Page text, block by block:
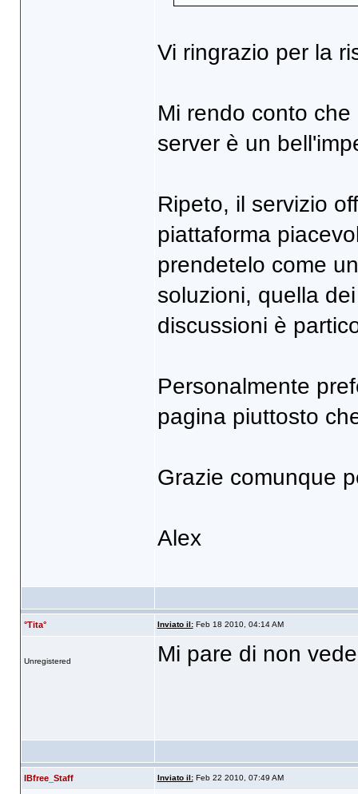
Vi ringrazio per la
Mi rendo conto
server è un
Ripeto, il servizio
piattaforma
prendetelo come
soluzioni, quella
discussioni è
Personalmente
pagina piuttosto
Grazie comunque
Alex
°Tita° Inviato il:Feb 18 2010, 04:14 AM
Unregistered Mi pare di non
IBfree_Staff Inviato il:Feb 22 2010, 07:49 AM